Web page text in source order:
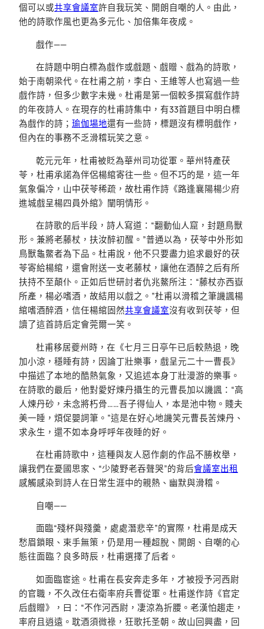
個可以或共享會議室許自我玩笑、開朗自嘲的人。由此，
他的詩歌作風也更為多元化、加倍集年夜成。
戲作——
在詩題中明白標為戲作或戲題、戲贈、戲為的詩歌，
始于南朝梁代。在杜甫之前，李白、王維等人也寫過一些
戲作詩，但多少數字未幾。杜甫是第一個較多撰寫戲作詩
的年夜詩人。在現存的杜甫詩集中，有33首題目中明白標
為戲作的詩； 瑜伽場地還有一些詩，標題沒有標明戲作，
但內在的事務不乏滑稽玩笑之意。
乾元元年，杜甫被貶為華州司功從軍。華州特產茯
苓，杜甫承諾為伴侶楊綰寄往一些。但不巧的是，這一年
氣象偏冷，山中茯苓稀疏，故杜甫作詩《路逢襄陽楊少府
進城戲呈楊四員外綰》闡明情形。
在詩歌的后半段，詩人寫道：“翻動仙人窟，封題鳥獸
形。兼將老藤杖，扶汝醉初醒。”普通以為，茯苓中外形如
鳥獸龜鱉者為下品。杜甫說，他不只要盡力追求最好的茯
苓寄給楊綰，還會附送一支老藤杖，讓他在酒醉之后有所
扶持不至顛仆。正如后世研討者仇兆鰲所注：“藤杖亦西嶽
所產，楊必嗜酒，故結用以戲之。”杜甫以滑稽之筆譏諷楊
綰嗜酒醉酒，信任楊綰固然共享會議室沒有收到茯苓，但
讀了這首詩后定會莞爾一笑。
杜甫移居夔州時，在《七月三日亭午已后較熱退，晚
加小涼，穩睡有詩，因論丁壯樂事，戲呈元二十一曹長》
中描述了本地的酷熱氣象，又追述本身丁壯漫游的樂事。
在詩歌的最后，他對愛好煉丹攝生的元曹長加以譏諷：“高
人煉丹砂，未念將朽骨……吾子得仙人，本是池中物。賤夫
美一睡，煩促嬰詞筆。”這是在好心地譏笑元曹長苦煉丹、
求永生，還不如本身呼呼年夜睡的好。
在杜甫詩歌中，這種與友人惡作劇的作品不勝枚舉，
讓我們在憂國思家、“少陵野老吞聲哭”的背后會議室出租
感觸感染到詩人在日常生涯中的親熱、幽默與滑稽。
自嘲——
面臨“殘杯與殘羹，處處潛悲辛”的實際，杜甫是成天
愁眉鎖眼、束手無策，仍是用一種超脫、開朗、自嘲的心
態往面臨？良多時辰，杜甫選擇了后者。
如面臨宦途。杜甫在長安奔走多年，才被授予河西尉
的官職，不久改任右衛率府兵曹從軍。杜甫遂作詩《官定
后戲贈》，曰：“不作河西尉，凄涼為折腰。老漢怕趨走，
率府且逍遠。耽酒須微祿，狂歌托圣朝。故山回興盡，回